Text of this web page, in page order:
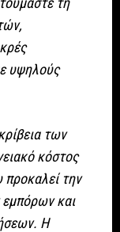
υψηλούς
των
κόστος
την
και
Η